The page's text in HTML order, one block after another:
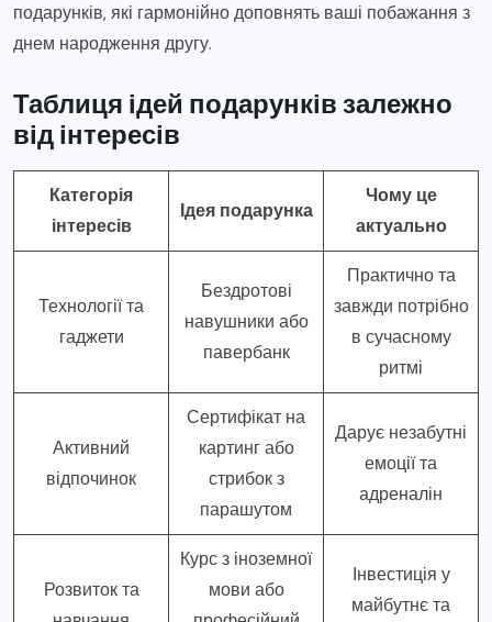
подарунків, які гармонійно доповнять ваші побажання з
днем народження другу.
Таблиця ідей подарунків залежно
від інтересів
Категорія
інтересів
Ідея подарунка
Чому це
актуально
Технології та
гаджети
Бездротові
навушники або
павербанк
Практично та
завжди потрібно
в сучасному
ритмі
Активний
відпочинок
Сертифікат на
картинг або
стрибок з
парашутом
Дарує незабутні
емоції та
адреналін
Розвиток та
Курс з іноземної
мови або
Інвестиція у
майбутнє та